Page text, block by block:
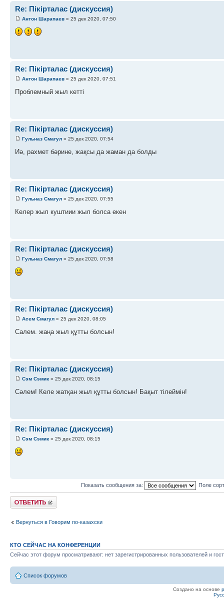
Re: Пікірталас (дискуссия)
Антон Шарапаев » 25 дек 2020, 07:50
Re: Пікірталас (дискуссия)
Антон Шарапаев » 25 дек 2020, 07:51
Проблемный жыл кетті
Re: Пікірталас (дискуссия)
Гульназ Смагул » 25 дек 2020, 07:54
Иә, рахмет бәрине, жақсы да жаман да болды
Re: Пікірталас (дискуссия)
Гульназ Смагул » 25 дек 2020, 07:55
Келер жыл куштиии жыл болса екен
Re: Пікірталас (дискуссия)
Гульназ Смагул » 25 дек 2020, 07:58
Re: Пікірталас (дискуссия)
Асем Смагул » 25 дек 2020, 08:05
Салем. жаңа жыл құтты болсын!
Re: Пікірталас (дискуссия)
Сэм Сэмик » 25 дек 2020, 08:15
Сәлем! Келе жатқан жыл құтты болсын! Бақыт тілеймін!
Re: Пікірталас (дискуссия)
Сэм Сэмик » 25 дек 2020, 08:15
Показать сообщения за: Поле
Ответить
Вернуться в Говорим по-казахски
КТО СЕЙЧАС НА КОНФЕРЕНЦИИ
Сейчас этот форум просматривают: нет зарегистрированных пользователей и
Список форумов
Создано на основе